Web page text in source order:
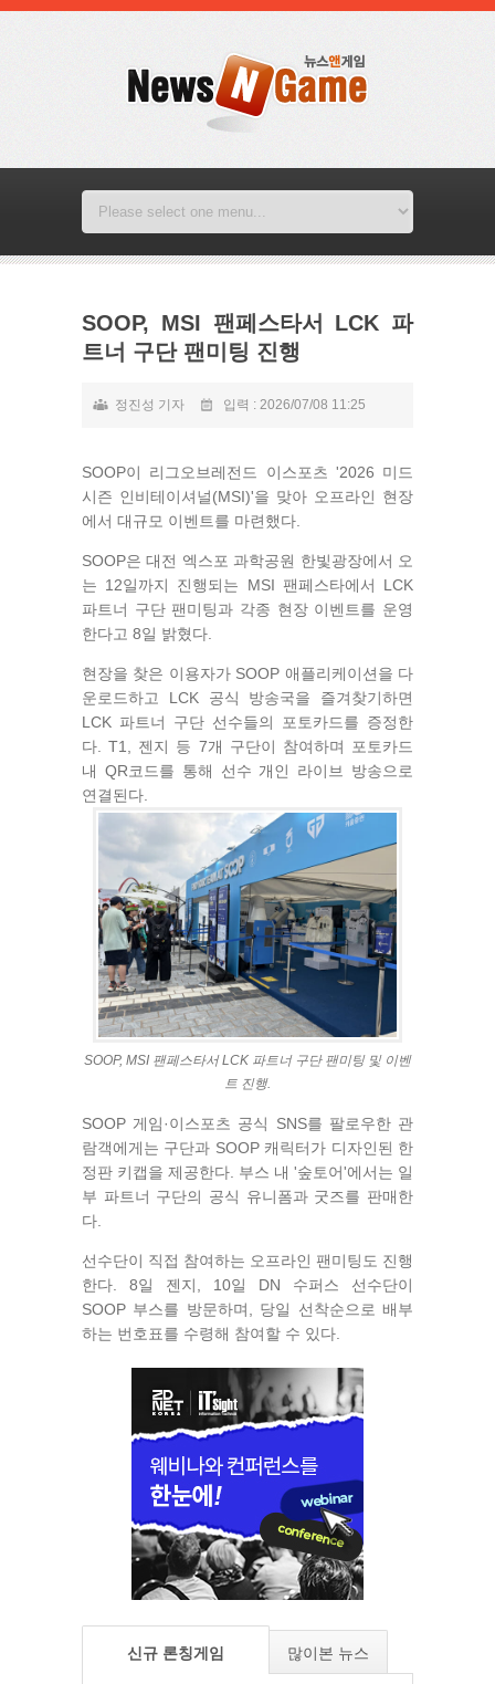
SOOP, MSI 팬페스타서 LCK 파
트너 구단 팬미팅 진행
정진성 기자 입력 : 2026/07/08 11:25
SOOP이 리그오브레전드 이스포츠 '2026 미드
시즌 인비테이셔널(MSI)'을 맞아 오프라인 현장
에서 대규모 이벤트를 마련했다.
SOOP은 대전 엑스포 과학공원 한빛광장에서 오
는 12일까지 진행되는 MSI 팬페스타에서 LCK
파트너 구단 팬미팅과 각종 현장 이벤트를 운영
한다고 8일 밝혔다.
현장을 찾은 이용자가 SOOP 애플리케이션을 다
운로드하고 LCK 공식 방송국을 즐겨찾기하면
LCK 파트너 구단 선수들의 포토카드를 증정한
다. T1, 젠지 등 7개 구단이 참여하며 포토카드
내 QR코드를 통해 선수 개인 라이브 방송으로
연결된다.
SOOP, MSI 팬페스타서 LCK 파트너 구단 팬미팅 및 이벤
트 진행.
SOOP 게임·이스포츠 공식 SNS를 팔로우한 관
람객에게는 구단과 SOOP 캐릭터가 디자인된 한
정판 키캡을 제공한다. 부스 내 '숲토어'에서는 일
부 파트너 구단의 공식 유니폼과 굿즈를 판매한
다.
선수단이 직접 참여하는 오프라인 팬미팅도 진행
한다. 8일 젠지, 10일 DN 수퍼스 선수단이
SOOP 부스를 방문하며, 당일 선착순으로 배부
하는 번호표를 수령해 참여할 수 있다.
신규 론칭게임 많이본 뉴스